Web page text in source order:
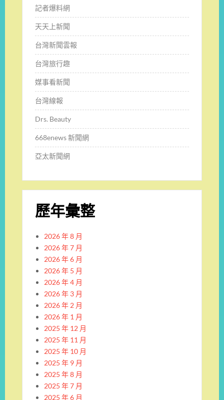
記者爆料網
天天上新聞
台灣新聞雲報
台灣旅行趣
媒事看新聞
台灣線報
Drs. Beauty
668enews 新聞網
亞太新聞網
歷年彙整
2026 年 8 月
2026 年 7 月
2026 年 6 月
2026 年 5 月
2026 年 4 月
2026 年 3 月
2026 年 2 月
2026 年 1 月
2025 年 12 月
2025 年 11 月
2025 年 10 月
2025 年 9 月
2025 年 8 月
2025 年 7 月
2025 年 6 月